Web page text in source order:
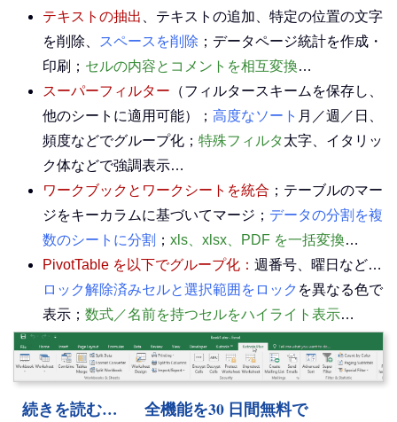
テキストの抽出
、テキストの追加、特定の位置の文字
を削除、
スペースを削除 ；データページ統計を作成・
印刷； セルの内容とコメントを相互変換…
スーパーフィルター （フィルタースキームを保存し、
他のシートに適用可能）； 高度なソート 月／週／日、
頻度などでグループ化； 特殊フィルタ太字、イタリッ
ク体などで強調表示…
ワークブックとワークシートを統合 ；テーブルのマー
ジをキーカラムに基づいてマージ； データの分割を複
数のシートに分割 ； xls、xlsx、PDF を一括変換…
PivotTable を以下でグループ化： 週番号、曜日など…
ロック解除済みセルと選択範囲をロック を異なる色で
表示； 数式／名前を持つセルをハイライト表示…
続きを読む…
全機能を30 日間無料で